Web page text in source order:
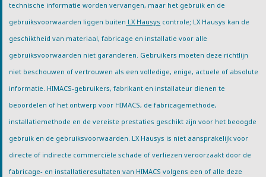
technische informatie worden vervangen, maar het gebruik en de
gebruiksvoorwaarden liggen buiten LX Hausys controle; LX Hausys kan de
geschiktheid van materiaal, fabricage en installatie voor alle
gebruiksvoorwaarden niet garanderen. Gebruikers moeten deze richtlijn
niet beschouwen of vertrouwen als een volledige, enige, actuele of absolute
informatie. HIMACS-gebruikers, fabrikant en installateur dienen te
beoordelen of het ontwerp voor HIMACS, de fabricagemethode,
installatiemethode en de vereiste prestaties geschikt zijn voor het beoogde
gebruik en de gebruiksvoorwaarden. LX Hausys is niet aansprakelijk voor
directe of indirecte commerciële schade of verliezen veroorzaakt door de
fabricage- en installatieresultaten van HIMACS volgens een of alle deze